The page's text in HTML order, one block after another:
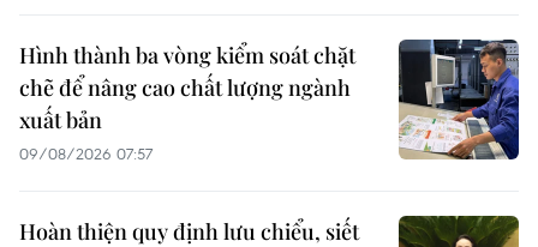
Hình thành ba vòng kiểm soát chặt
chẽ để nâng cao chất lượng ngành
xuất bản
09/08/2026 07:57
Hoàn thiện quy định lưu chiểu, siết